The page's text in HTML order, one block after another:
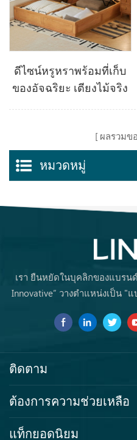
ดีไซน์หรูหราพร้อมที่เก็บ
ของอัจฉริยะ เตียงไม้จริง
เก็บของ LH261A5-A
ผลรวมข
หมวดหมู่
เรา ยืนหยัดในบุคลิกของแบรนด์
Innovative” วางตำแหน่งเป็น
ติดตาม
ต้องการความช่วยเหลือ
แท็กยอดนิยม